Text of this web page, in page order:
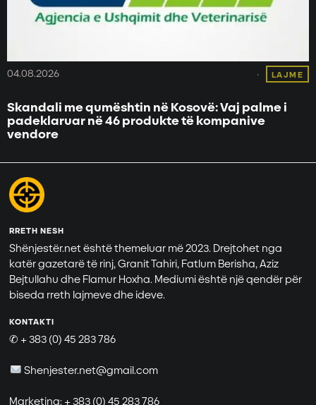
04.08.2026 LAJME
Skandali me qumështin në Kosovë: Vaj palme i
padeklaruar në 46 produkte të kompanive
vendore
RRETH NESH
Shënjestër.net është themeluar më 2023. Drejtohet nga
katër gazetarë të rinj, Granit Tahiri, Fatlum Berisha, Aziz
Bejtullahu dhe Flamur Hoxha. Mediumi është një qendër për
biseda rreth lajmeve dhe ideve.
KONTAKTI
✆ + 383 (0) 45 283 786
Shenjester.net@gmail.com
Marketing: + 383 (0) 45 283 786